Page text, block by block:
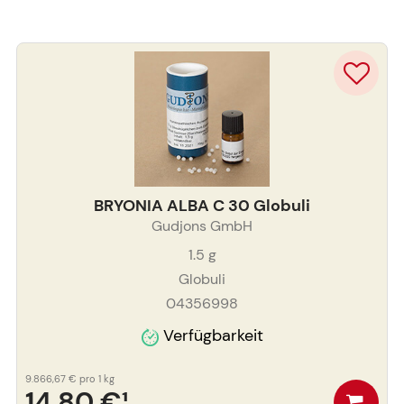
BRYONIA ALBA C 30 Globuli
Gudjons GmbH
1.5 g
Globuli
04356998
Verfügbarkeit
9.866,67 € pro 1 kg